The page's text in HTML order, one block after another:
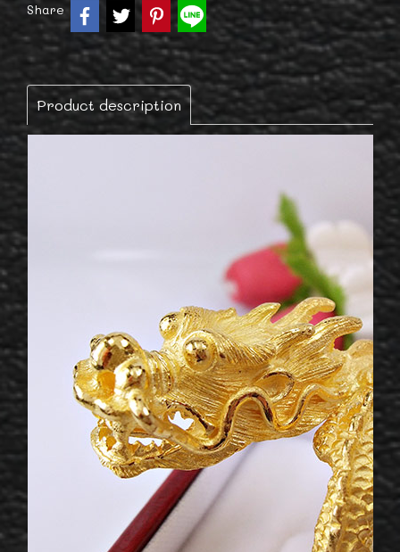
Share
Product description